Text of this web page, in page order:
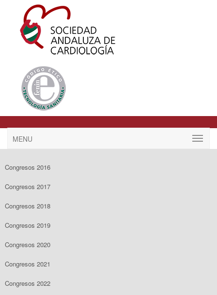
MENU
Congresos 2016
Congresos 2017
Congresos 2018
Congresos 2019
Congresos 2020
Congresos 2021
Congresos 2022